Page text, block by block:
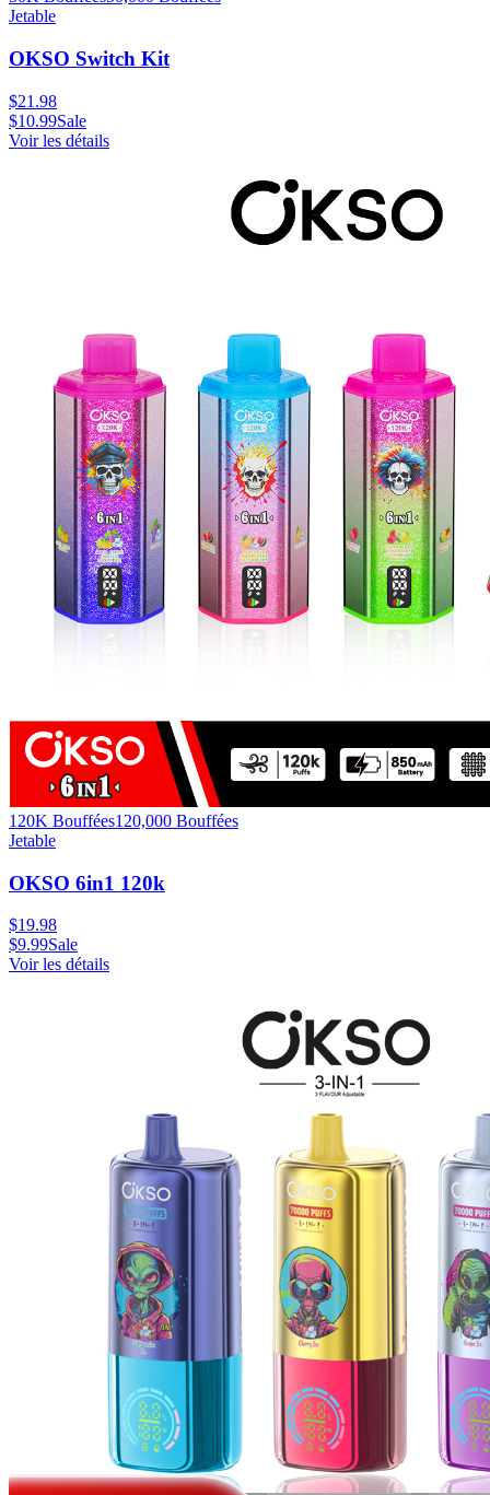
Jetable
OKSO Switch Kit
$21.98
$10.99Sale
Voir les détails
120K Bouffées120,000 Bouffées
Jetable
OKSO 6in1 120k
$19.98
$9.99Sale
Voir les détails